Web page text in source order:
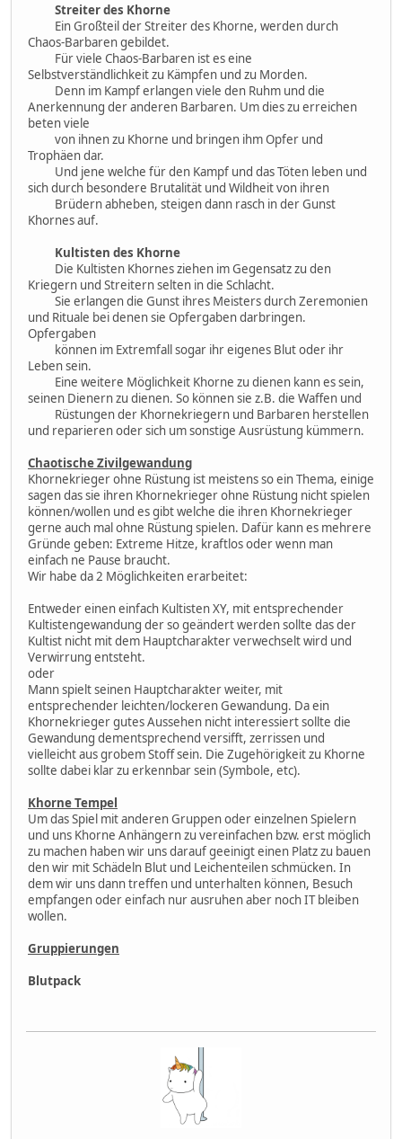
Streiter des Khorne
Ein Großteil der Streiter des Khorne, werden durch
Chaos-Barbaren gebildet.
Für viele Chaos-Barbaren ist es eine
Selbstverständlichkeit zu Kämpfen und zu Morden.
Denn im Kampf erlangen viele den Ruhm und die
Anerkennung der anderen Barbaren. Um dies zu erreichen
beten viele
von ihnen zu Khorne und bringen ihm Opfer und
Trophäen dar.
Und jene welche für den Kampf und das Töten leben und
sich durch besondere Brutalität und Wildheit von ihren
Brüdern abheben, steigen dann rasch in der Gunst
Khornes auf.
Kultisten des Khorne
Die Kultisten Khornes ziehen im Gegensatz zu den
Kriegern und Streitern selten in die Schlacht.
Sie erlangen die Gunst ihres Meisters durch Zeremonien
und Rituale bei denen sie Opfergaben darbringen.
Opfergaben
können im Extremfall sogar ihr eigenes Blut oder ihr
Leben sein.
Eine weitere Möglichkeit Khorne zu dienen kann es sein,
seinen Dienern zu dienen. So können sie z.B. die Waffen und
Rüstungen der Khornekriegern und Barbaren herstellen
und reparieren oder sich um sonstige Ausrüstung kümmern.
Chaotische Zivilgewandung
Khornekrieger ohne Rüstung ist meistens so ein Thema, einige
sagen das sie ihren Khornekrieger ohne Rüstung nicht spielen
können/wollen und es gibt welche die ihren Khornekrieger
gerne auch mal ohne Rüstung spielen. Dafür kann es mehrere
Gründe geben: Extreme Hitze, kraftlos oder wenn man
einfach ne Pause braucht.
Wir habe da 2 Möglichkeiten erarbeitet:
Entweder einen einfach Kultisten XY, mit entsprechender
Kultistengewandung der so geändert werden sollte das der
Kultist nicht mit dem Hauptcharakter verwechselt wird und
Verwirrung entsteht.
oder
Mann spielt seinen Hauptcharakter weiter, mit
entsprechender leichten/lockeren Gewandung. Da ein
Khornekrieger gutes Aussehen nicht interessiert sollte die
Gewandung dementsprechend versifft, zerrissen und
vielleicht aus grobem Stoff sein. Die Zugehörigkeit zu Khorne
sollte dabei klar zu erkennbar sein (Symbole, etc).
Khorne Tempel
Um das Spiel mit anderen Gruppen oder einzelnen Spielern
und uns Khorne Anhängern zu vereinfachen bzw. erst möglich
zu machen haben wir uns darauf geeinigt einen Platz zu bauen
den wir mit Schädeln Blut und Leichenteilen schmücken. In
dem wir uns dann treffen und unterhalten können, Besuch
empfangen oder einfach nur ausruhen aber noch IT bleiben
wollen.
Gruppierungen
Blutpack